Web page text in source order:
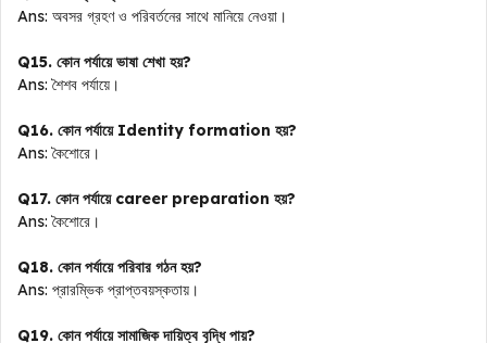
Ans: অবসর গ্রহণ ও পরিবর্তনের সাথে মানিয়ে নেওয়া।
Q15. কোন পর্যায়ে ভাষা শেখা হয়?
Ans: শৈশব পর্যায়ে।
Q16. কোন পর্যায়ে Identity formation হয়?
Ans: কৈশোরে।
Q17. কোন পর্যায়ে career preparation হয়?
Ans: কৈশোরে।
Q18. কোন পর্যায়ে পরিবার গঠন হয়?
Ans: প্রারম্ভিক প্রাপ্তবয়স্কতায়।
Q19. কোন পর্যায়ে সামাজিক দায়িত্ব বৃদ্ধি পায়?